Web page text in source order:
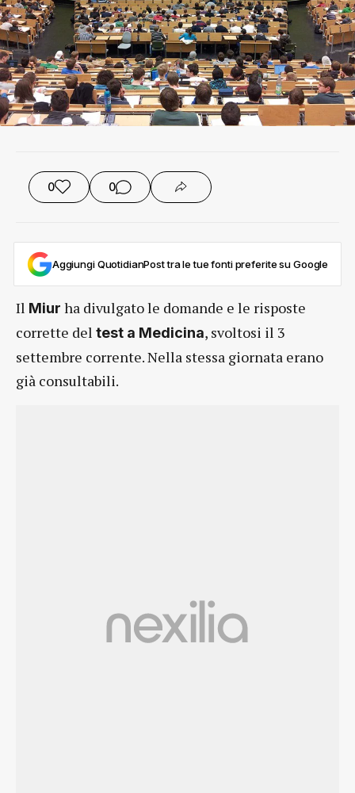
0 0
Aggiungi QuotidianPost tra le tue fonti preferite su Google
Il Miur ha divulgato le domande e le risposte
corrette del test a Medicina, svoltosi il 3
settembre corrente. Nella stessa giornata erano
già consultabili.